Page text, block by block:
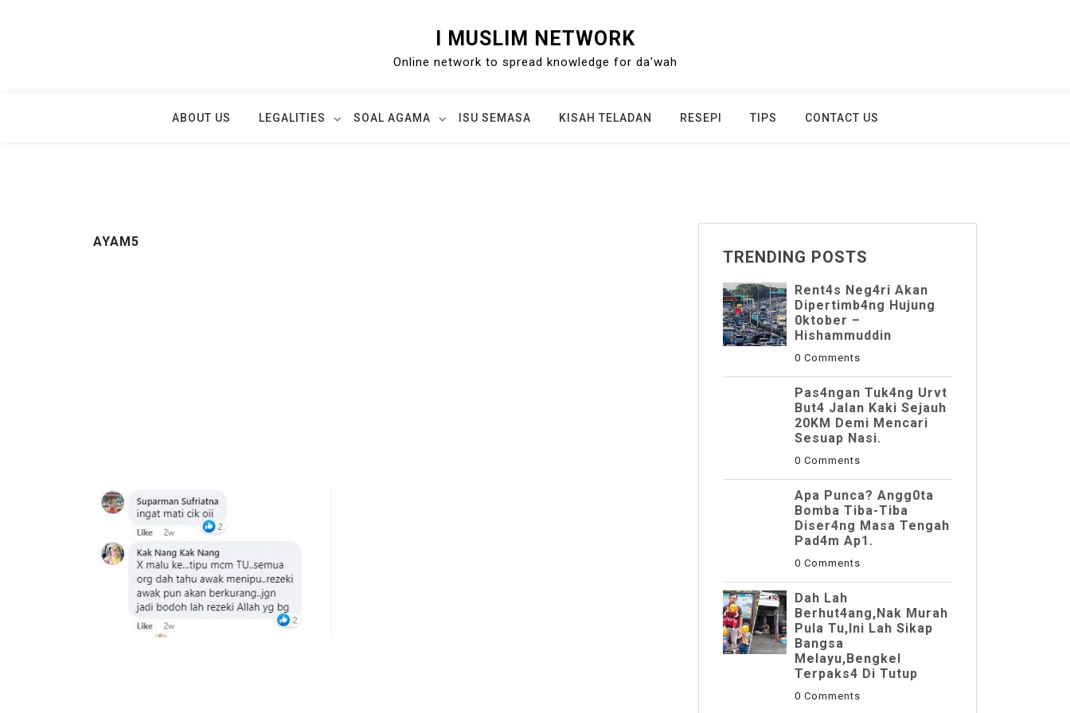
I MUSLIM NETWORK
Online network to spread knowledge for da'wah
ABOUT US LEGALITIES SOAL AGAMA ISU SEMASA KISAH TELADAN RESEPI TIPS CONTACT US
AYAM5
TRENDING POSTS
Rent4s Neg4ri Akan
Dipertimb4ng Hujung
0ktober –
Hishammuddin
0 Comments
Pas4ngan Tuk4ng Urvt
But4 JaIan Kaki Sejauh
20KM Demi Mencari
Sesuap Nasi.
0 Comments
Apa Punca? Angg0ta
Bomba Tiba-Tiba
Diser4ng Masa Tengah
Pad4m Ap1.
0 Comments
Dah Lah
Berhut4ang,Nak Murah
Pula Tu,Ini Lah Sikap
Bangsa
Melayu,Bengkel
Terpaks4 Di Tutup
0 Comments